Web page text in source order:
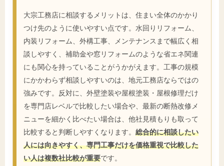
大宗工務店に相談するメリットは、住まい全体のかかり
つけ先のように使いやすい点です。水回りリフォーム、
内装リフォーム、外構工事、メンテナンスまで幅広く相
談しやすく、補助金や窓リフォームのような省エネ関連
にも関心を持っていることがうかがえます。工事の規模
にかかわらず相談しやすいのは、地元工務店ならではの
強みです。反対に、外壁塗装や屋根塗装・屋根修理だけ
を専門店レベルで比較したい場合や、最新の断熱改修メ
ニューを細かく比べたい場合は、他社見積もりも取って
比較すると判断しやすくなります。 総合的に相談したい
人には向きやすく、専門工事だけを価格重視で比較した
い人は複数社比較が重要です。